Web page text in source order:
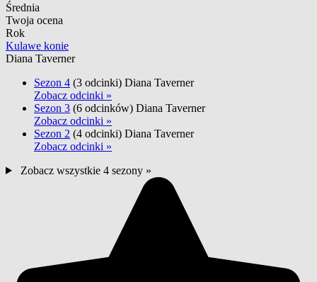
Średnia
Twoja ocena
Rok
Kulawe konie
Diana Taverner
Sezon 4 (3 odcinki) Diana Taverner
Zobacz odcinki »
Sezon 3 (6 odcinków) Diana Taverner
Zobacz odcinki »
Sezon 2 (4 odcinki) Diana Taverner
Zobacz odcinki »
Zobacz wszystkie 4 sezony »